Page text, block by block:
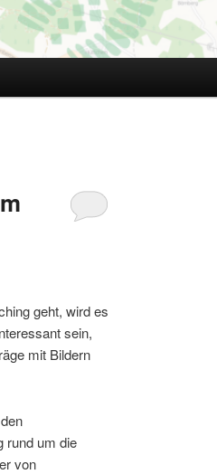
geht, wird es
sein,
mit Bildern
rund um die
von